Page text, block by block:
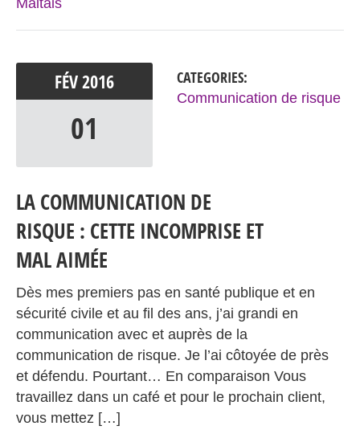
Maltais
FÉV2016
01
CATEGORIES:
Communication de risque
LA COMMUNICATION DE
RISQUE : CETTE INCOMPRISE ET
MAL AIMÉE
Dès mes premiers pas en santé publique et en
sécurité civile et au fil des ans, j’ai grandi en
communication avec et auprès de la
communication de risque. Je l’ai côtoyée de près
et défendu. Pourtant… En comparaison Vous
travaillez dans un café et pour le prochain client,
vous mettez […]